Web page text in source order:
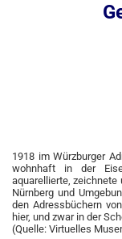
1918 im Würzburger
wohnhaft in der
aquarellierte, zeichnete
Nürnberg und
den Adressbüchern
hier, und zwar in der
(Quelle: Virtuelles